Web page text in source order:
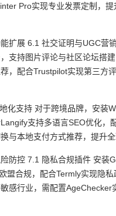
Pro实现专业发票定制，
扩展 6.1 社交证明与UGC营
支持图片评论与社区论坛搭
，配合Trustpilot实现第三方
化支持 对于跨境品牌，安装
支持多语言SEO优化，
与本地支付方式推荐，提升全
防控 7.1 隐私合规插件 安装
盟合规，配合Termly实现隐
感行业，需配置AgeChecker